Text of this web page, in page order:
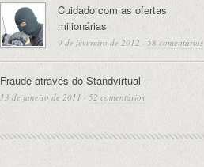
Cuidado com as ofertas
milionárias
9 de fevereiro de 2012 · 58 comentários
Fraude através do Standvirtual
13 de janeiro de 2011 · 52 comentários